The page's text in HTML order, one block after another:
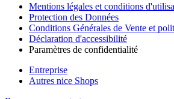
Mentions légales et conditions
Protection des Données
Conditions Générales de Vente et
Déclaration d'accessibilité
Paramètres de confidentialité
Entreprise
Autres nice Shops